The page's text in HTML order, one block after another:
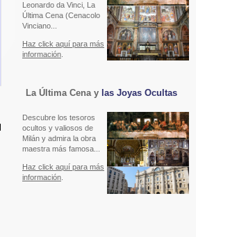
Leonardo da Vinci, La
Última Cena (Cenacolo
Vinciano...
Haz click aquí para más
información
La Última Cena y las Joyas Ocultas
Descubre los tesoros
ocultos y valiosos de
Milán y admira la obra
maestra más famosa...
Haz click aquí para más
información